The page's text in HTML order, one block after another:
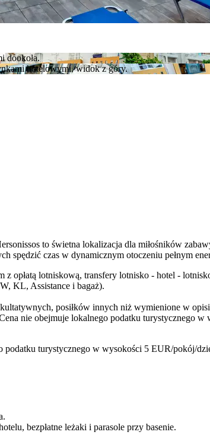
to świetna lokalizacja dla miłośników
spędzić czas w dynamicznym otoczeniu pełnym
z opłatą lotniskową, transfery lotnisko - hotel -
KL, Assistance i bagaż).
posiłków innych niż wymienione w
nie obejmuje lokalnego podatku turystycznego
podatku turystycznego w wysokości 5 EUR/pokój/
bezpłatne leżaki i parasole przy basenie.